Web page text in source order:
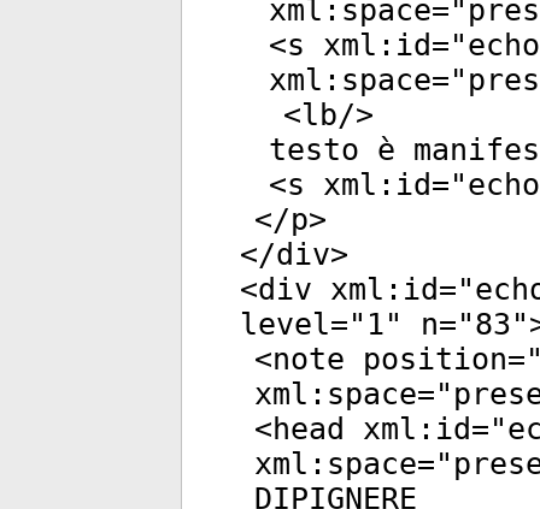
xml:space="
<s xml:id="
xml:space="
<lb/>
testo è
<s xml:id="
</p>
</div>
<div xml:id="
level=" 1" n="83
<note position
xml:space="
<head xml:id="
xml:space="
DIPIGNERE